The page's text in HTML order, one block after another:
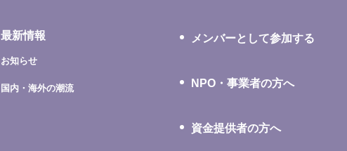
最新情報
お知らせ
国内・海外の潮流
メンバーとして参加する
NPO・事業者の方へ
資金提供者の方へ